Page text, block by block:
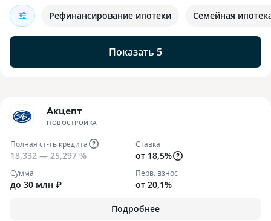
Показать 5
Рефинансирование ипотеки Семейная
Акцепт
НОВОСТРОЙКА
Полная ст-ть кредита
18,332 — 25,297 %
Ставка
от 18,5%
Сумма
до 30 млн ₽
Перв. взнос
от 20,1%
Подробнее